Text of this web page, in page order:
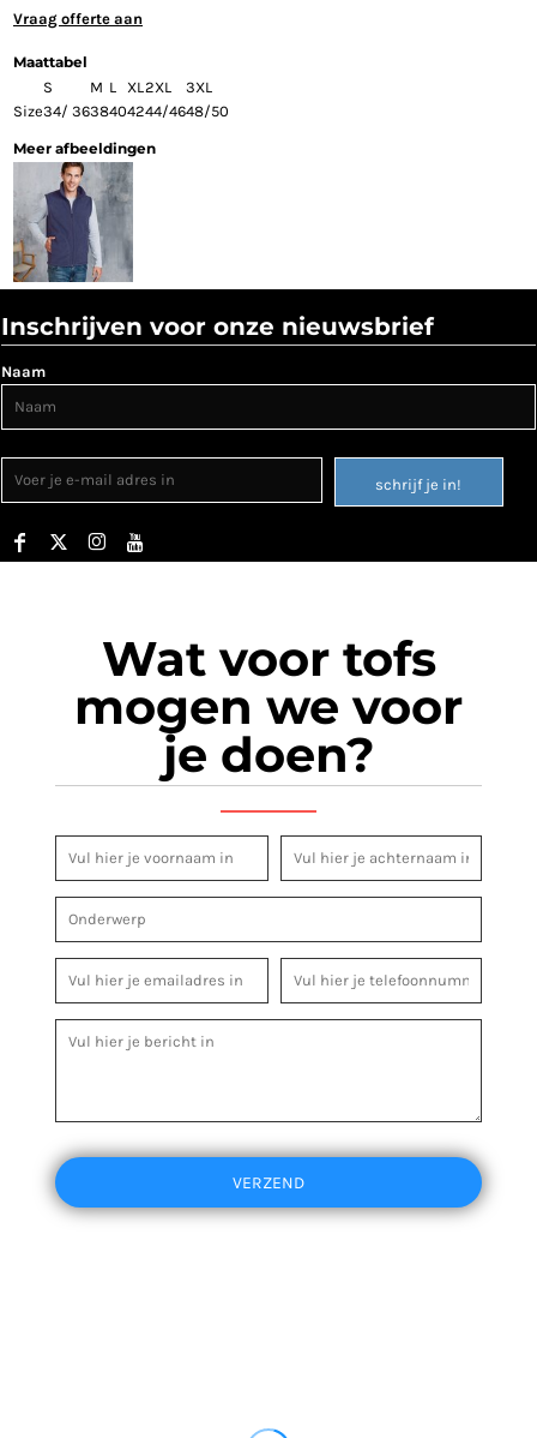
Vraag offerte aan
Maattabel
S
M L XL2XL
3XL
Size34/ 3638404244/4648/50
Meer afbeeldingen
Inschrijven voor onze nieuwsbrief
Naam
schrijf je in!
Wat voor tofs
mogen we voor
je doen?
VERZEND